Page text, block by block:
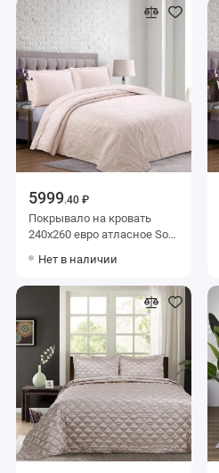
5999.40 ₽
Покрывало на кровать
240х260 евро атласное Sofi
Нет в наличии